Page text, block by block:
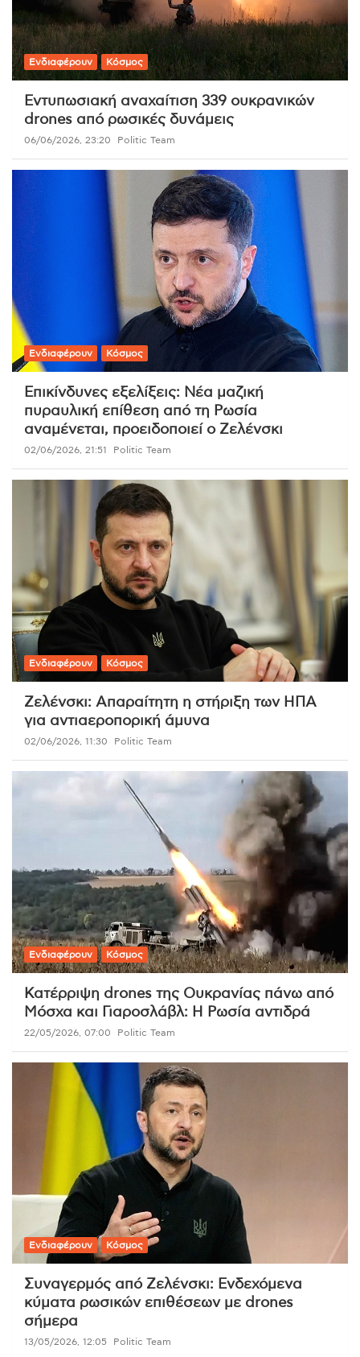
Ενδιαφέρουν Κόσμος
Εντυπωσιακή αναχαίτιση 339 ουκρανικών
drones από ρωσικές δυνάμεις
06/06/2026, 23:20 Politic Team
Ενδιαφέρουν Κόσμος
Επικίνδυνες εξελίξεις: Νέα μαζική
πυραυλική επίθεση από τη Ρωσία
αναμένεται, προειδοποιεί ο Ζελένσκι
02/06/2026, 21:51 Politic Team
Ενδιαφέρουν Κόσμος
Ζελένσκι: Απαραίτητη η στήριξη των ΗΠΑ
για αντιαεροπορική άμυνα
02/06/2026, 11:30 Politic Team
Ενδιαφέρουν Κόσμος
Κατέρριψη drones της Ουκρανίας πάνω από
Μόσχα και Γιαροσλάβλ: Η Ρωσία αντιδρά
22/05/2026, 07:00 Politic Team
Ενδιαφέρουν Κόσμος
Συναγερμός από Ζελένσκι: Ενδεχόμενα
κύματα ρωσικών επιθέσεων με drones
σήμερα
13/05/2026, 12:05 Politic Team